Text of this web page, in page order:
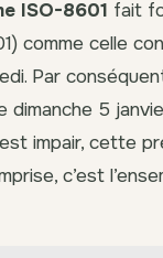
ISO-8601 fait
comme celle
Par
dimanche 5
impair, cette
c’est